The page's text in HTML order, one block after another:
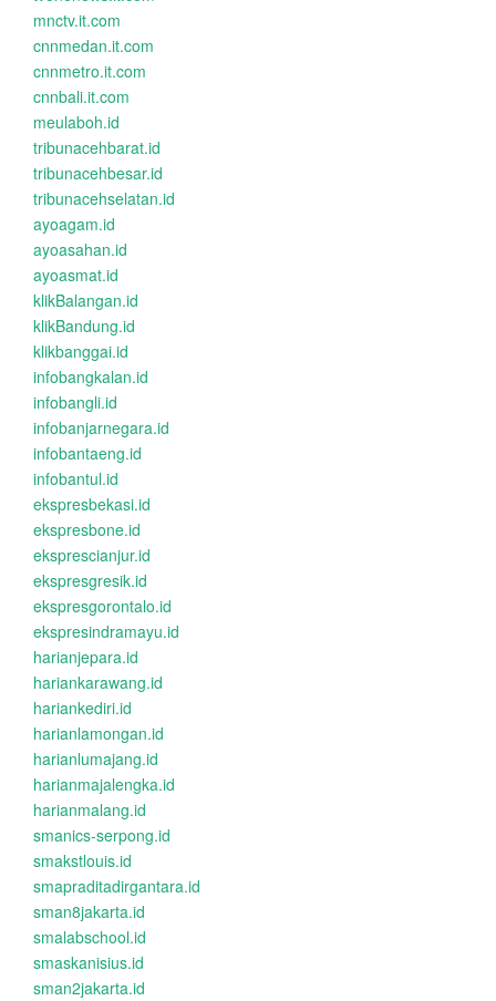
mnctv.it.com
cnnmedan.it.com
cnnmetro.it.com
cnnbali.it.com
meulaboh.id
tribunacehbarat.id
tribunacehbesar.id
tribunacehselatan.id
ayoagam.id
ayoasahan.id
ayoasmat.id
klikBalangan.id
klikBandung.id
klikbanggai.id
infobangkalan.id
infobangli.id
infobanjarnegara.id
infobantaeng.id
infobantul.id
ekspresbekasi.id
ekspresbone.id
eksprescianjur.id
ekspresgresik.id
ekspresgorontalo.id
ekspresindramayu.id
harianjepara.id
hariankarawang.id
hariankediri.id
harianlamongan.id
harianlumajang.id
harianmajalengka.id
harianmalang.id
smanics-serpong.id
smakstlouis.id
smapraditadirgantara.id
sman8jakarta.id
smalabschool.id
smaskanisius.id
sman2jakarta.id